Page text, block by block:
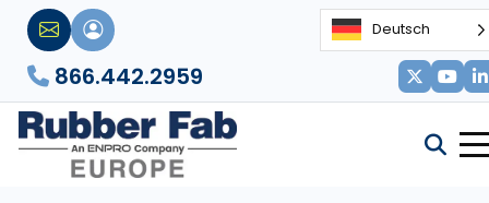
Deutsch
866.442.2959